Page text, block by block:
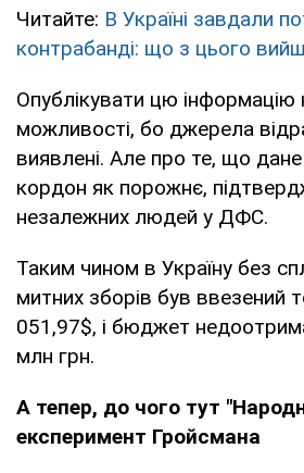
Читайте: В Україні завдали
контрабанді: що з цього
Опублікувати цю інформацію
можливості, бо джерела
виявлені. Але про те, що
кордон як порожнє,
незалежних людей у ДФС.
Таким чином в Україну без
митних зборів був ввезений
051,97$, і бюджет
млн грн.
А тепер, до чого тут
експеримент Гройсмана